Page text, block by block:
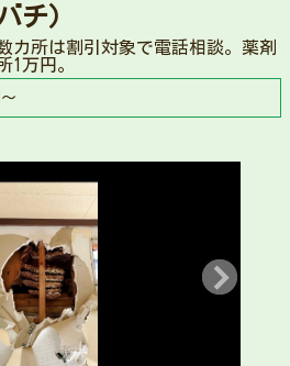
チ）
カ所は割引対象で電話相談。薬剤
1万円。